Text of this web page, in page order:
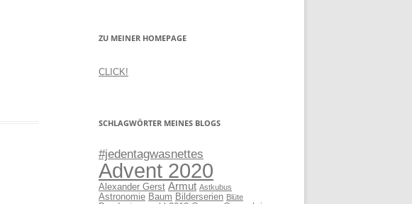
ZU MEINER HOMEPAGE
CLICK!
SCHLAGWÖRTER MEINES BLOGS
#jedentagwasnettes
Advent 2020
Alexander Gerst Armut Astkubus
Astronomie Baum Bilderserien Blüte